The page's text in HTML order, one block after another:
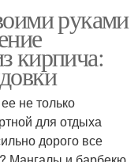
руками
кирпича:
не только
для отдыха
дорого все